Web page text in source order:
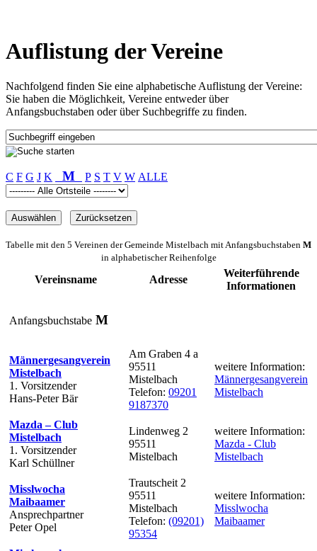
Auflistung der Vereine
Nachfolgend finden Sie eine alphabetische Auflistung der Vereine:
Sie haben die Möglichkeit, Vereine entweder über
Anfangsbuchstaben oder über Suchbegriffe zu finden.
C F G J K M P S T V W ALLE
Tabelle mit den 5 Vereinen der Gemeinde Mistelbach mit Anfangsbuchstaben M
in alphabetischer Reihenfolge
Vereinsname Adresse
Weiterführende
Informationen
Anfangsbuchstabe M
Männergesangverein
Mistelbach
1. Vorsitzender
Hans-Peter Bär
Am Graben 4 a
95511
Mistelbach
Telefon: 09201
9187370
weitere Information:
Männergesangverein
Mistelbach
Mazda – Club
Mistelbach
1. Vorsitzender
Karl Schüllner
Lindenweg 2
95511
Mistelbach
weitere Information:
Mazda - Club
Mistelbach
Misslwocha
Maibaamer
Ansprechpartner
Peter Opel
Trautscheit 2
95511
Mistelbach
Telefon: (09201)
95354
weitere Information:
Misslwocha
Maibaamer